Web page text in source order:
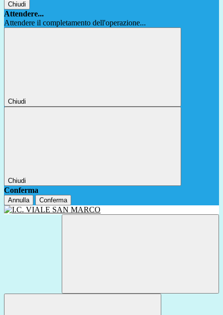
Chiudi
Attendere...
Attendere il completamento dell'operazione...
Chiudi
Chiudi
Conferma
Annulla Conferma